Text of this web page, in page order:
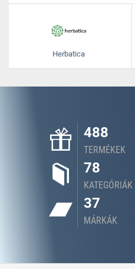
Herbatica
488
TERMÉKEK
78
KATEGÓRIÁK
37
MÁRKÁK